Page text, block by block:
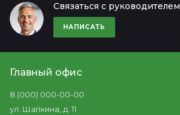
Связаться с руководителем
НАПИСАТЬ
Главный офис
8 (000) 000-00-00
ул. Шапкина, д. 11